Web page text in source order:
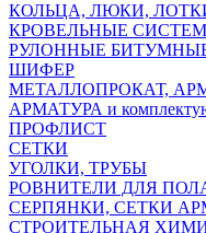
КОЛЬЦА, ЛЮКИ,
КРОВЕЛЬНЫЕ
РУЛОННЫЕ
ШИФЕР
МЕТАЛЛОПРОКАТ,
АРМАТУРА и
ПРОФЛИСТ
СЕТКИ
УГОЛКИ, ТРУБЫ
РОВНИТЕЛИ ДЛЯ
СЕРПЯНКИ, СЕТКИ
СТРОИТЕЛЬНАЯ